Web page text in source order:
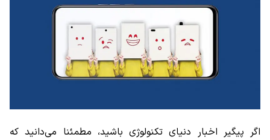
اگر پیگیر اخبار دنیای تکنولوژی باشید، مطمئنا می‌دانید که